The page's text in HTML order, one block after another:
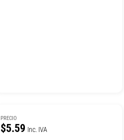
PRECIO
$5.59 Inc. IVA